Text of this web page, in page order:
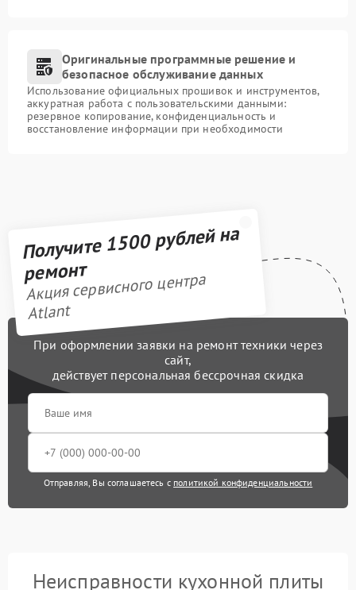
Оригинальные программные решение и
безопасное обслуживание данных
Использование официальных прошивок и инструментов,
аккуратная работа с пользовательскими данными:
резервное копирование, конфиденциальность и
восстановление информации при необходимости
Получите 1500 рублей на
ремонт
Акция сервисного центра
Atlant
При оформлении заявки на ремонт техники через
сайт,
действует персональная бессрочная скидка
Отправляя, Вы соглашаетесь с политикой конфиденциальности
Неисправности кухонной плиты